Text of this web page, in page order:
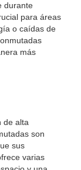
durante
para áreas
o caídas de
más
de alta
son
sus
varias